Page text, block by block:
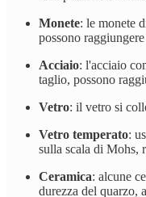
Monete: le monete
possono
Acciaio: l'acciaio
taglio, possono
Vetro: il vetro si
Vetro temperato:
sulla scala di Mohs,
Ceramica: alcune
durezza del quarzo,